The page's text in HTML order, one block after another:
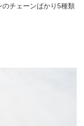
チェーンばかり5種類